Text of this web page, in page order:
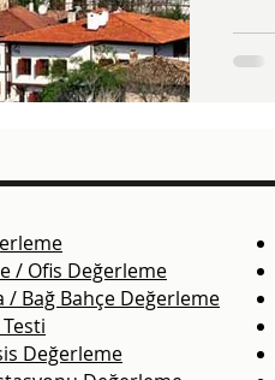
/ Ofis Değerleme
/ Bağ Bahçe Değerleme
Değerleme